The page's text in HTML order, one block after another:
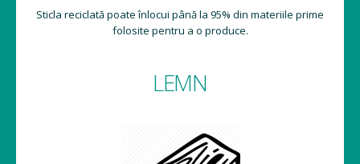
Sticla reciclată poate înlocui până la 95% din materiile prime
folosite pentru a o produce.
LEMN